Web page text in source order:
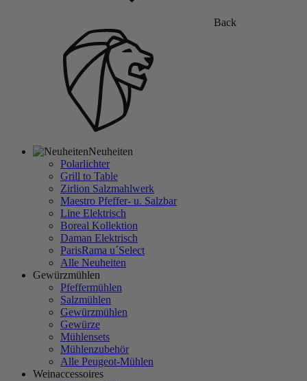
Back
Neuheiten
Polarlichter
Grill to Table
Zirlion Salzmahlwerk
Maestro Pfeffer- u. Salzbar
Line Elektrisch
Boreal Kollektion
Daman Elektrisch
ParisRama u´Select
Alle Neuheiten
Gewürzmühlen
Pfeffermühlen
Salzmühlen
Gewürzmühlen
Gewürze
Mühlensets
Mühlenzubehör
Alle Peugeot-Mühlen
Weinaccessoires